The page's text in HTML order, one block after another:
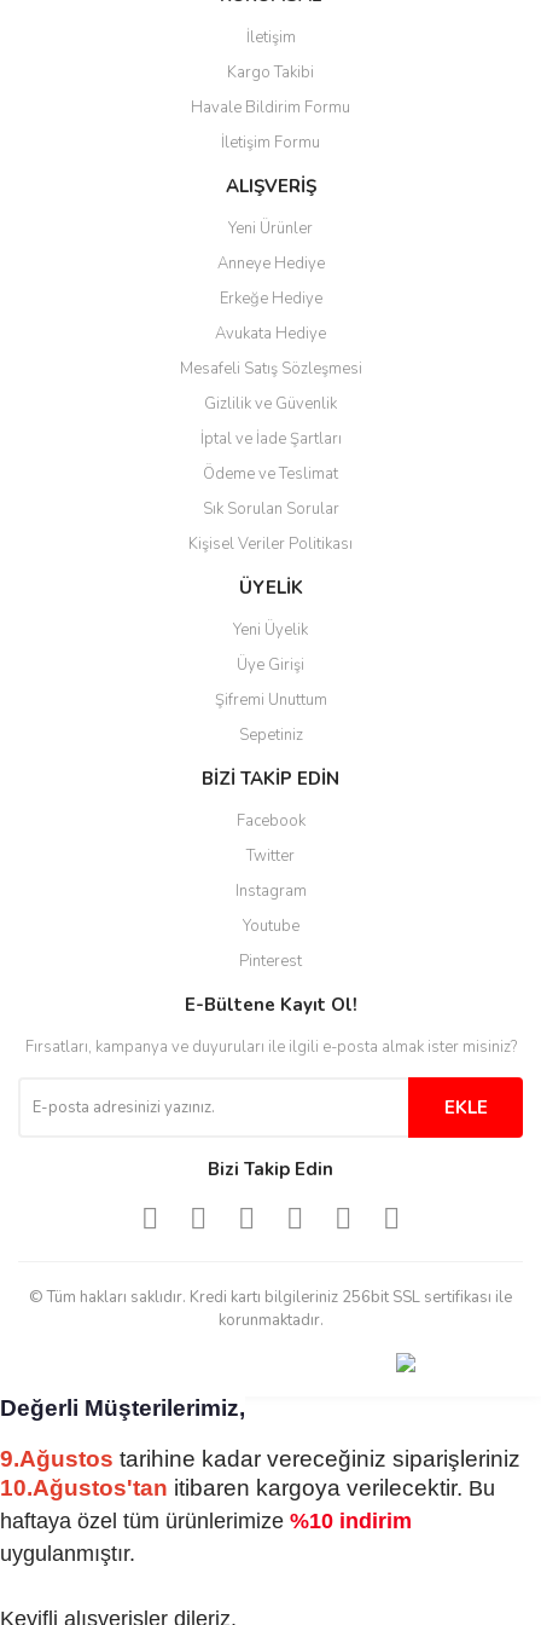
hazırlanmış çok düzenli bir site.
Aytaç Hacıalioğlu | 01/01/2026
Site guzel çalışıyor irtibat lara
anında cevap veriyorlar işlerini
İletişim
Kargo Takibi
Havale Bildirim Formu
İletişim Formu
ALIŞVERİŞ
Yeni Ürünler
Anneye Hediye
Erkeğe Hediye
Avukata Hediye
Mesafeli Satış Sözleşmesi
Gizlilik ve Güvenlik
İptal ve İade Şartları
Ödeme ve Teslimat
Sık Sorulan Sorular
Kişisel Veriler Politikası
ÜYELİK
Yeni Üyelik
Üye Girişi
Şifremi Unuttum
Sepetiniz
BİZİ TAKİP EDİN
Facebook
Twitter
Instagram
Youtube
Pinterest
E-Bültene Kayıt Ol!
Fırsatları, kampanya ve duyuruları ile ilgili e-posta almak ister misiniz?
EKLE
Bizi Takip Edin
© Tüm hakları saklıdır. Kredi kartı bilgileriniz 256bit SSL sertifikası ile
korunmaktadır.
Değerli Müşterilerimiz,
9.Ağustos tarihine kadar vereceğiniz siparişleriniz
10.Ağustos'tan itibaren kargoya verilecektir. Bu
haftaya özel tüm ürünlerimize %10 indirim
uygulanmıştır.
Keyifli alışverişler dileriz.